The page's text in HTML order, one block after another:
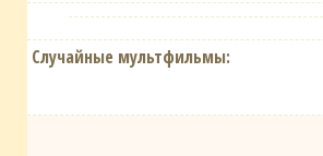
Случайные мультфильмы: